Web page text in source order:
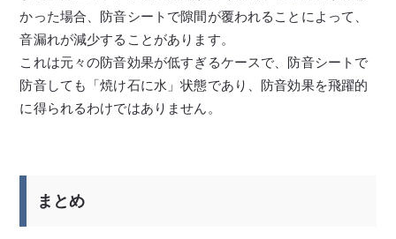
かった場合、防音シートで隙間が覆われることによって、
音漏れが減少することがあります。
これは元々の防音効果が低すぎるケースで、防音シートで
防音しても「焼け石に水」状態であり、防音効果を飛躍的
に得られるわけではありません。
まとめ